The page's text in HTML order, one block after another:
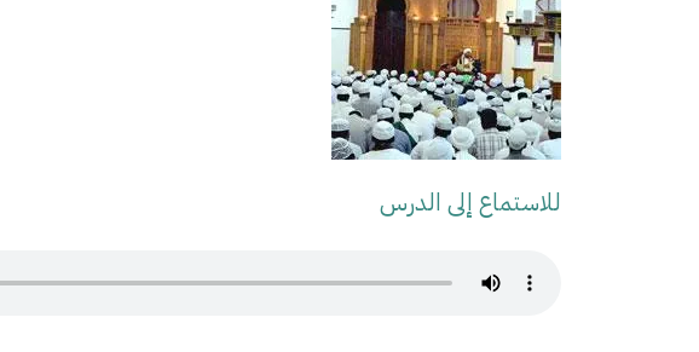
للاستماع إلى الدرس
Audio Stream